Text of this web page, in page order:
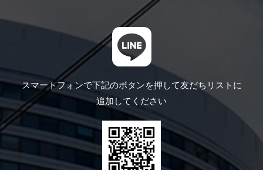
スマートフォンで下記のボタンを押して友だちリストに
追加してください